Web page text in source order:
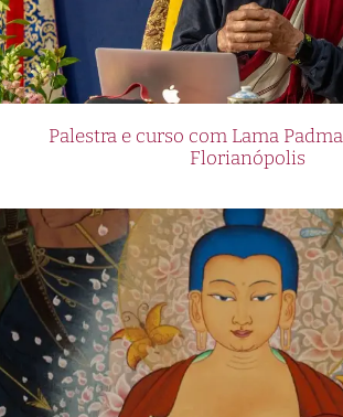
Palestra e curso com Lama
Florianópolis